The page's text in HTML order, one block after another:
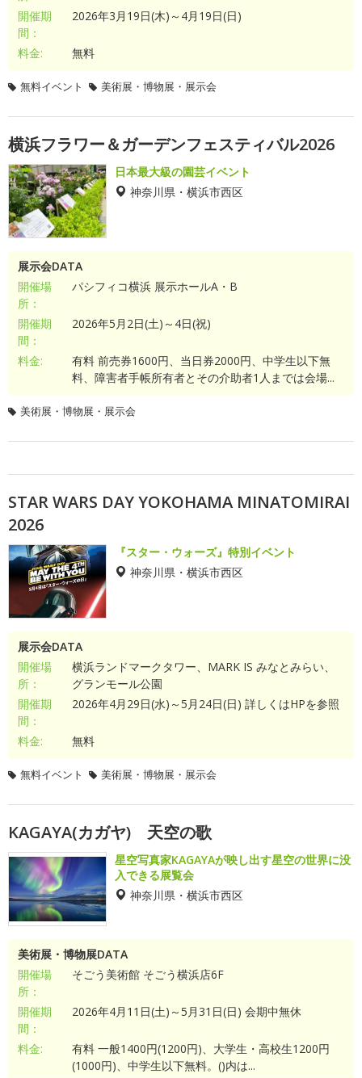
開催期
間：
2026年3月19日(木)～4月19日(日)
料金: 無料
無料イベント 美術展・博物展・展示会
横浜フラワー＆ガーデンフェスティバル2026
日本最大級の園芸イベント
神奈川県・横浜市西区
展示会DATA
開催場
所：
パシフィコ横浜 展示ホールA・B
開催期
間：
2026年5月2日(土)～4日(祝)
料金:
有料 前売券1600円、当日券2000円、中学生以下無
料、障害者手帳所有者とその介助者1人までは会場...
美術展・博物展・展示会
STAR WARS DAY YOKOHAMA MINATOMIRAI
2026
『スター・ウォーズ』特別イベント
神奈川県・横浜市西区
展示会DATA
開催場
所：
横浜ランドマークタワー、MARK IS みなとみらい、
グランモール公園
開催期
間：
2026年4月29日(水)～5月24日(日) 詳しくはHPを参照
料金: 無料
無料イベント 美術展・博物展・展示会
KAGAYA(カガヤ) 天空の歌
星空写真家KAGAYAが映し出す星空の世界に没
入できる展覧会
神奈川県・横浜市西区
美術展・博物展DATA
開催場
所：
そごう美術館 そごう横浜店6F
開催期
間：
2026年4月11日(土)～5月31日(日) 会期中無休
料金:
有料 一般1400円(1200円)、大学生・高校生1200円
(1000円)、中学生以下無料。()内は...